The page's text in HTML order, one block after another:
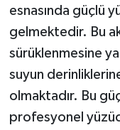
esnasında güçlü
gelmektedir. Bu
sürüklenmesine
suyun
olmaktadır. Bu
profesyonel